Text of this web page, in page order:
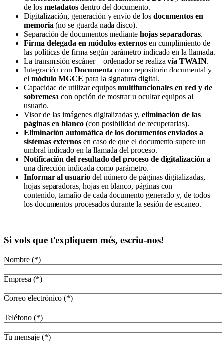
de los metadatos dentro del documento.
Digitalización, generación y envío de los documentos en
memoria (no se guarda nada disco).
Separación de documentos mediante hojas separadoras.
Firma delegada en módulos externos en cumplimiento de
las políticas de firma según parámetro indicado en la llamada.
La transmisión escáner – ordenador se realiza vía TWAIN.
Integración con Documenta como repositorio documental y
el módulo MGCE para la signatura digital.
Capacidad de utilizar equipos multifuncionales en red y de
sobremesa con opción de mostrar u ocultar equipos al
usuario.
Visor de las imágenes digitalizadas y, eliminación de las
páginas en blanco (con posibilidad de recuperarlas).
Eliminación automática de los documentos enviados a
sistemas externos en caso de que el documento supere un
umbral indicado en la llamada del proceso.
Notificación del resultado del proceso de digitalización a
una dirección indicada como parámetro.
Informar al usuario del número de páginas digitalizadas,
hojas separadoras, hojas en blanco, páginas con
contenido, tamaño de cada documento generado y, de todos
los documentos procesados ​​durante la sesión de escaneo.
Si vols que t'expliquem més, escriu-nos!
Nombre (*)
Empresa (*)
Correo electrónico (*)
Teléfono (*)
Tu mensaje (*)